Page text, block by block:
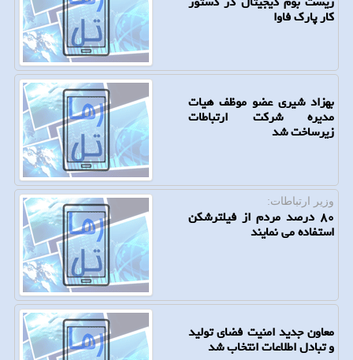
کار پارک فاوا
بهزاد شیری عضو موظف هیات
مدیره شرکت ارتباطات
زیرساخت شد
وزیر ارتباطات:
۸۰ درصد مردم از فیلترشکن
استفاده می نمایند
معاون جدید امنیت فضای تولید
و تبادل اطلاعات انتخاب شد